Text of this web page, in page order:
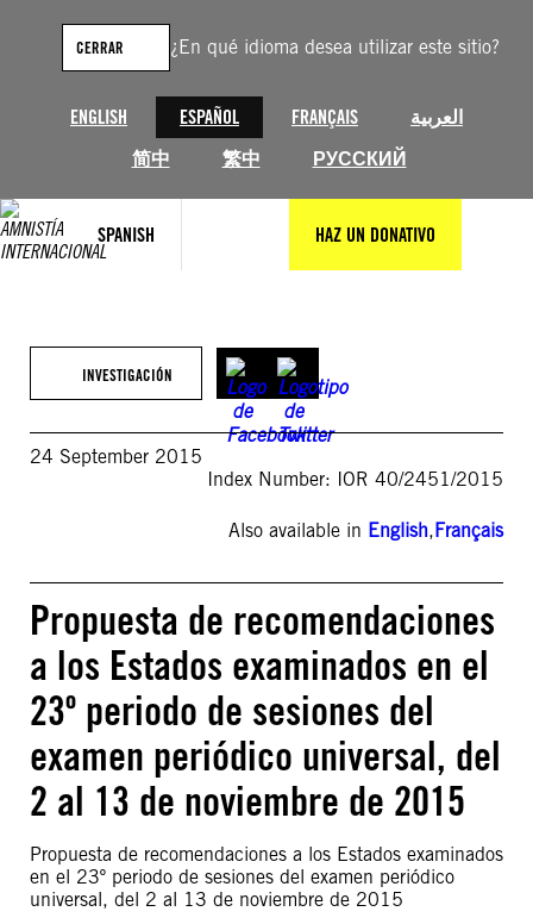
¿En qué idioma desea utilizar este sitio?
ENGLISH ESPAÑOL FRANÇAIS
العربية
简中
繁中 РУССКИЙ
CERRAR
SPANISH HAZ UN DONATIVO
contenido
INVESTIGACIÓN
24 September 2015
Index Number: IOR 40/2451/2015
Also available in English,Français
Propuesta de recomendaciones
a los Estados examinados en el
23º periodo de sesiones del
examen periódico universal, del
2 al 13 de noviembre de 2015
Propuesta de recomendaciones a los Estados examinados
en el 23º periodo de sesiones del examen periódico
universal, del 2 al 13 de noviembre de 2015